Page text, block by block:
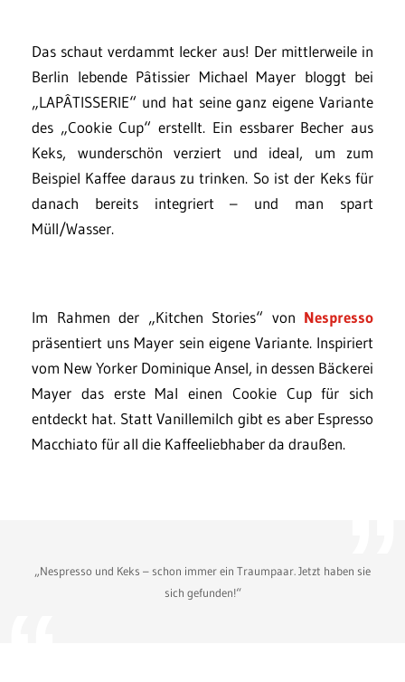
Das schaut verdammt lecker aus! Der mittlerweile in
Berlin lebende Pâtissier Michael Mayer bloggt bei
„LAPÂTISSERIE“ und hat seine ganz eigene Variante
des „Cookie Cup“ erstellt. Ein essbarer Becher aus
Keks, wunderschön verziert und ideal, um zum
Beispiel Kaffee daraus zu trinken. So ist der Keks für
danach bereits integriert – und man spart
Müll/Wasser.
Im Rahmen der „Kitchen Stories“ von Nespresso
präsentiert uns Mayer sein eigene Variante. Inspiriert
vom New Yorker Dominique Ansel, in dessen Bäckerei
Mayer das erste Mal einen Cookie Cup für sich
entdeckt hat. Statt Vanillemilch gibt es aber Espresso
Macchiato für all die Kaffeeliebhaber da draußen.
„Nespresso und Keks – schon immer ein Traumpaar. Jetzt haben sie
sich gefunden!“